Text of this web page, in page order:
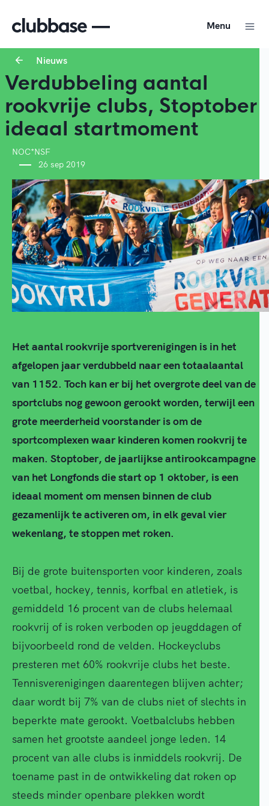
Menu
Nieuws
Verdubbeling aantal
rookvrije clubs, Stoptober
ideaal startmoment
NOC*NSF
26 sep 2019
Het aantal rookvrije sportverenigingen is in het
afgelopen jaar verdubbeld naar een totaalaantal
van 1152. Toch kan er bij het overgrote deel van de
sportclubs nog gewoon gerookt worden, terwijl een
grote meerderheid voorstander is om de
sportcomplexen waar kinderen komen rookvrij te
maken. Stoptober, de jaarlijkse antirookcampagne
van het Longfonds die start op 1 oktober, is een
ideaal moment om mensen binnen de club
gezamenlijk te activeren om, in elk geval vier
wekenlang, te stoppen met roken.
Bij de grote buitensporten voor kinderen, zoals
voetbal, hockey, tennis, korfbal en atletiek, is
gemiddeld 16 procent van de clubs helemaal
rookvrij of is roken verboden op jeugddagen of
bijvoorbeeld rond de velden. Hockeyclubs
presteren met 60% rookvrije clubs het beste.
Tennisverenigingen daarentegen blijven achter;
daar wordt bij 7% van de clubs niet of slechts in
beperkte mate gerookt. Voetbalclubs hebben
samen het grootste aandeel jonge leden. 14
procent van alle clubs is inmiddels rookvrij. De
toename past in de ontwikkeling dat roken op
steeds minder openbare plekken wordt